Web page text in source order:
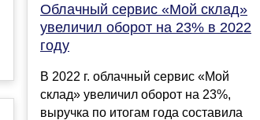
Облачный сервис «Мой склад»
увеличил оборот на 23% в 2022
году
В 2022 г. облачный сервис «Мой
склад» увеличил оборот на 23%,
выручка по итогам года составила